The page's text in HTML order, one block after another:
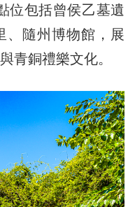
包括曾侯乙墓遺
、隨州博物館，展
青銅禮樂文化。